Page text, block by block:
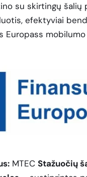
su skirtingų
efektyviai
Europass
MTECStažuočių